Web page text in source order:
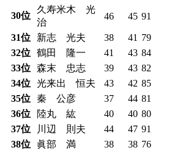
30位
久寿米木 光
治
46 45 91
31位 新志 光夫 38 41 79
32位
鶴田 隆一 41 43 84
33位
森末 忠志 39 43 82
34位
光来出 恒夫 43 42 85
35位
秦 公彦 37 44 81
36位
陸丸 紘 40 40 80
37位
川辺 則夫 44 47 91
38位
眞部 満 38 38 76